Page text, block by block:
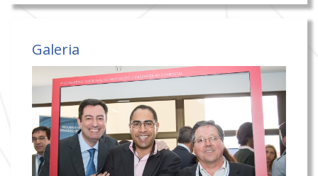
Galeria